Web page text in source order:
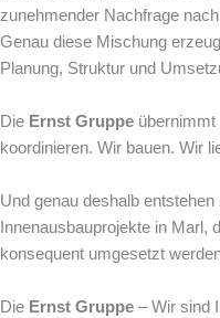
zunehmender Nachfrage
Genau diese Mischung
Planung, Struktur und
Die Ernst Gruppe übernimmt
koordinieren. Wir bauen. Wir
Und genau deshalb entstehen
Innenausbauprojekte in Marl,
konsequent umgesetzt
Die Ernst Gruppe – Wir sind